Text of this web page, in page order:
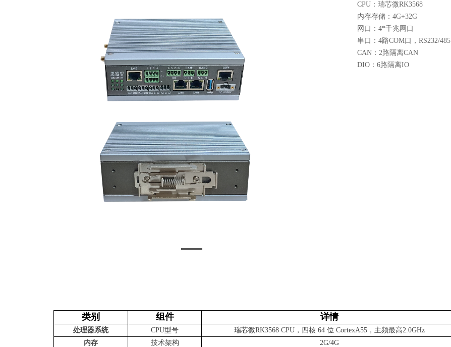
CPU：瑞芯微RK3568
内存存储：4G+32G
网口：4*千兆网口
串口：4路COM口，RS232/485
CAN：2路隔离CAN
DIO：6路隔离IO
类别 组件 详情
处理器系统 CPU型号 瑞芯微RK3568 CPU，四核 64 位 CortexA55，主频最高2.0GHz
内存
技术架构 2G/4G